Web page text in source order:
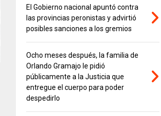
El Gobierno nacional apuntó contra
las provincias peronistas y advirtió
posibles sanciones a los gremios
Ocho meses después, la familia de
Orlando Gramajo le pidió
públicamente a la Justicia que
entregue el cuerpo para poder
despedirlo